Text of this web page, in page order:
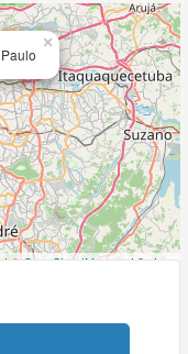
×
| ©OpenStreetMapcontributors